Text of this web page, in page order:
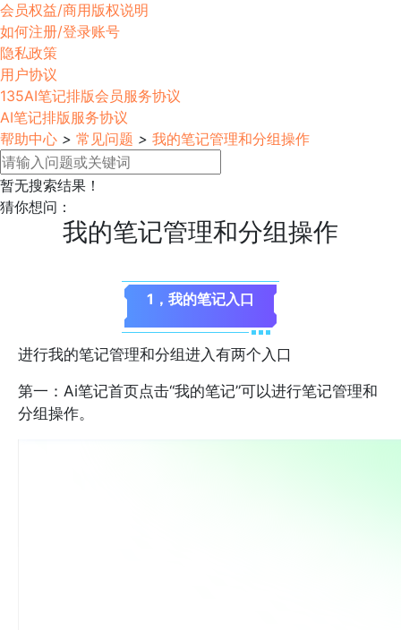
会员权益/商用版权说明
如何注册/登录账号
隐私政策
用户协议
135AI笔记排版会员服务协议
AI笔记排版服务协议
帮助中心 > 常见问题 > 我的笔记管理和分组操作
暂无搜索结果！
猜你想问：
我的笔记管理和分组操作
1，我的笔记入口
进行我的笔记管理和分组进入有两个入口
第一：Ai笔记首页点击“我的笔记”可以进行笔记管理和
分组操作。